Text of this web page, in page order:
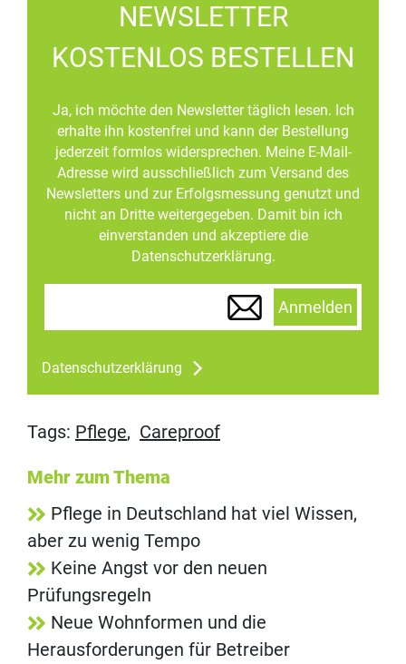
NEWSLETTER
KOSTENLOS BESTELLEN
Ja, ich möchte den Newsletter täglich lesen. Ich
erhalte ihn kostenfrei und kann der Bestellung
jederzeit formlos widersprechen. Meine E-Mail-
Adresse wird ausschließlich zum Versand des
Newsletters und zur Erfolgsmessung genutzt und
nicht an Dritte weitergegeben. Damit bin ich
einverstanden und akzeptiere die
Datenschutzerklärung.
Anmelden
Datenschutzerklärung
Tags: Pflege, Careproof
Mehr zum Thema
Pflege in Deutschland hat viel Wissen,
aber zu wenig Tempo
Keine Angst vor den neuen
Prüfungsregeln
Neue Wohnformen und die
Herausforderungen für Betreiber